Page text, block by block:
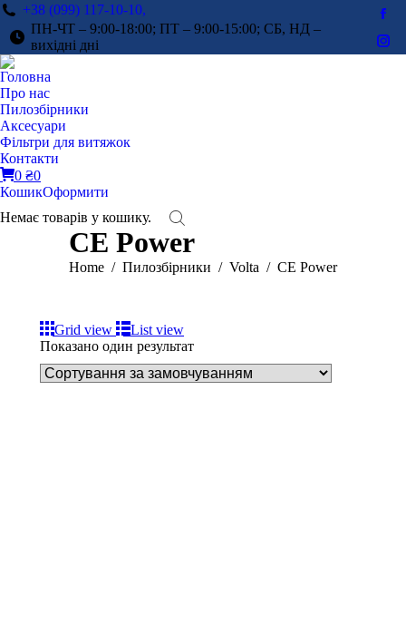
+38 (099) 117-10-10,
ПН-ЧТ – 9:00-18:00; ПТ – 9:00-15:00; СБ, НД –
вихідні дні
Головна
Про нас
Пилозбірники
Аксесуари
Фільтри для витяжок
Контакти
0 ₴0
КошикОформити
Немає товарів у кошику.
CE Power
You are here:
Home Пилозбірники Volta CE Power
Grid view
List view
Показано один результат